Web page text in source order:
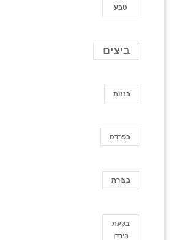
טבע
ביצים
בננות
בפרדס
בצורת
בקעת
הירדן